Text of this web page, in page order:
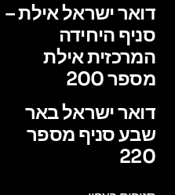
דואר ישראל אילת –
סניף היחידה
המרכזית אילת
מספר 200
דואר ישראל באר
שבע סניף מספר
220